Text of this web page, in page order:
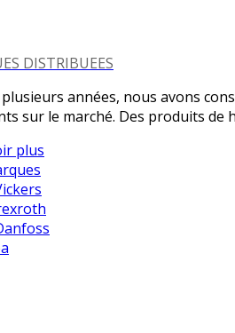
DISTRIBUEES
années, nous avons
sur le marché. Des produits de
plus